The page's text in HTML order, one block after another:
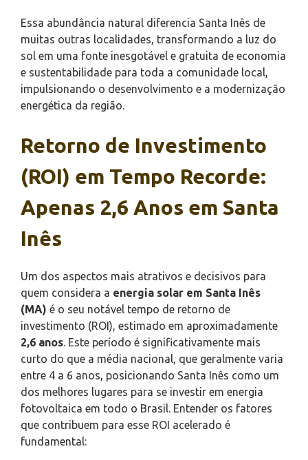
Essa abundância natural diferencia Santa Inês de
muitas outras localidades, transformando a luz do
sol em uma fonte inesgotável e gratuita de economia
e sustentabilidade para toda a comunidade local,
impulsionando o desenvolvimento e a modernização
energética da região.
Retorno de Investimento
(ROI) em Tempo Recorde:
Apenas 2,6 Anos em Santa
Inês
Um dos aspectos mais atrativos e decisivos para
quem considera a energia solar em Santa Inês
(MA) é o seu notável tempo de retorno de
investimento (ROI), estimado em aproximadamente
2,6 anos . Este período é significativamente mais
curto do que a média nacional, que geralmente varia
entre 4 a 6 anos, posicionando Santa Inês como um
dos melhores lugares para se investir em energia
fotovoltaica em todo o Brasil. Entender os fatores
que contribuem para esse ROI acelerado é
fundamental: